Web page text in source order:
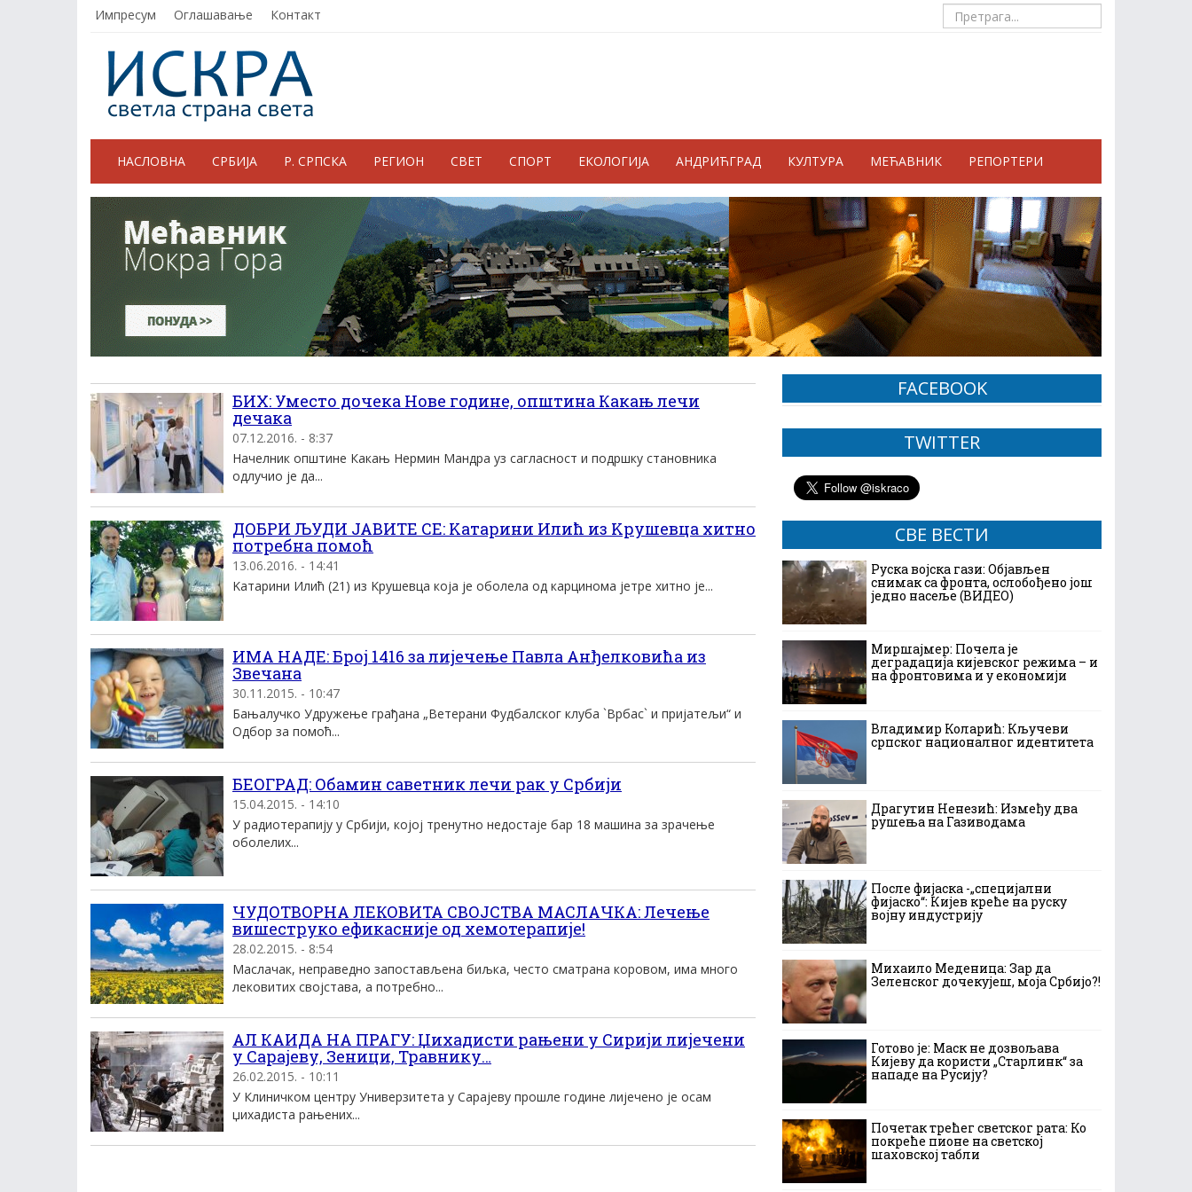
Импресум Оглашавање Контакт
НАСЛОВНА СРБИЈА Р. СРПСКА РЕГИОН СВЕТ СПОРТ ЕКОЛОГИЈА АНДРИЋГРАД КУЛТУРА МЕЋАВНИК РЕПОРТЕРИ
БИХ: Уместо дочека Нове године, општина Какањ лечи
дечака
07.12.2016. - 8:37
Начелник општине Какањ Нермин Мандра уз сагласност и подршку становника
одлучио је да...
ДОБРИ ЉУДИ ЈАВИТЕ СЕ: Kатарини Илић из Kрушевца хитно
потребна помоћ
13.06.2016. - 14:41
Kатарини Илић (21) из Kрушевца коjа jе оболела од карцинома jетре хитно jе...
ИМА НАДЕ: Број 1416 за лијечење Павла Анђелковића из
Звечана
30.11.2015. - 10:47
Бањалучко Удружење грађана „Ветерани Фудбалског клуба `Врбас` и пријатељи“ и
Одбор за помоћ...
БЕОГРАД: Обамин саветник лечи рак у Србији
15.04.2015. - 14:10
У радиотерапију у Србији, којој тренутно недостаје бар 18 машина за зрачење
оболелих...
ЧУДОТВОРНА ЛЕКОВИТА СВОЈСТВА МАСЛАЧКА: Лечење
вишеструко ефикасније од хемотерапије!
28.02.2015. - 8:54
Маслачак, неправедно запостављена биљка, често сматрана коровом, има много
лековитих својстава, а потребно...
АЛ КАИДА НА ПРАГУ: Џихадисти рањени у Сирији лијечени
у Сарајеву, Зеници, Травнику…
26.02.2015. - 10:11
У Клиничком центру Универзитета у Сарајеву прошле године лијечено је осам
џихадиста рањених...
FACEBOOK
TWITTER
СВЕ ВЕСТИ
Руска војска гази: Објављен
снимак са фронта, ослобођено још
једно насеље (ВИДЕО)
Миршајмер: Почела је
деградација кијевског режима – и
на фронтовима и у економији
Владимир Коларић: Кључеви
српског националног идентитета
Драгутин Ненезић: Између два
рушења на Газиводама
После фијаска -„специјални
фијаско“: Кијев креће на руску
војну индустрију
Михаило Меденица: Зар да
Зеленског дочекујеш, моја Србијо?!
Готово је: Маск не дозвољава
Кијеву да користи „Старлинк“ за
нападе на Русију?
Почетак трећег светског рата: Ко
покреће пионе на светској
шаховској табли